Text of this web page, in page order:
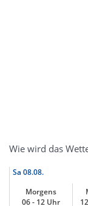
Wie wird das
Sa 08.08.
Morgens
06 - 12 Uhr